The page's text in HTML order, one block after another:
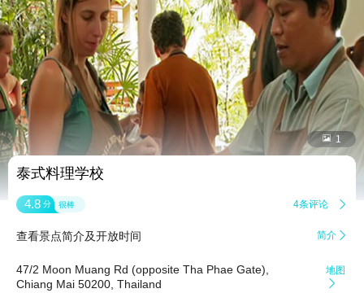
 1
泰式料理学校
4.8 分 很棒 4条评论 
查看景点简介及开放时间 简介 
47/2 Moon Muang Rd (opposite Tha Phae Gate),
Chiang Mai 50200, Thailand
地图

